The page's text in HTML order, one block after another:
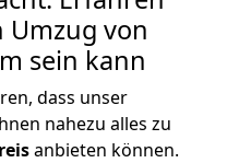
Umzug von
sein kann
dass unser
nahezu alles zu
anbieten können.